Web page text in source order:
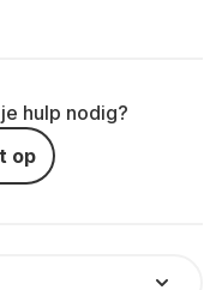
hulp nodig?
op